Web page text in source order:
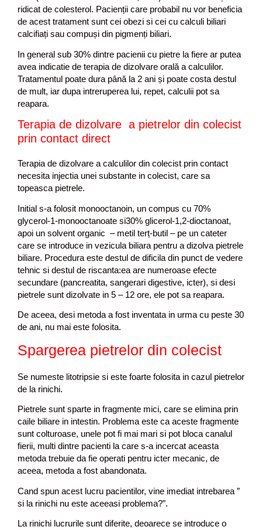
ridicat de colesterol. Pacienții care probabil nu vor beneficia
de acest tratament sunt cei obezi si cei cu calculi biliari
calcifiați sau compuși din pigmenți biliari.
In general sub 30% dintre pacienii cu pietre la fiere ar putea
avea indicatie de terapia de dizolvare orală a calculilor.
Tratamentul poate dura până la 2 ani și poate costa destul
de mult, iar dupa intreruperea lui, repet, calculii pot sa
reapara.
Terapia de dizolvare a pietrelor din colecist
prin contact direct
Terapia de dizolvare a calculilor din colecist prin contact
necesita injectia unei substante in colecist, care sa
topeasca pietrele.
Initial s-a folosit monooctanoin, un compus cu 70%
glycerol-1-monooctanoate si30% glicerol-1,2-dioctanoat,
apoi un solvent organic – metil terț-butil – pe un cateter
care se introduce in vezicula biliara pentru a dizolva pietrele
biliare. Procedura este destul de dificila din punct de vedere
tehnic si destul de riscanta:ea are numeroase efecte
secundare (pancreatita, sangerari digestive, icter), si desi
pietrele sunt dizolvate in 5 – 12 ore, ele pot sa reapara.
De aceea, desi metoda a fost inventata in urma cu peste 30
de ani, nu mai este folosita.
Spargerea pietrelor din colecist
Se numeste litotripsie si este foarte folosita in cazul pietrelor
de la rinichi.
Pietrele sunt sparte in fragmente mici, care se elimina prin
caile biliare in intestin. Problema este ca aceste fragmente
sunt colturoase, unele pot fi mai mari si pot bloca canalul
fierii, multi dintre pacienti la care s-a incercat aceasta
metoda trebuie da fie operati pentru icter mecanic, de
aceea, metoda a fost abandonata.
Cand spun acest lucru pacientilor, vine imediat intrebarea ”
si la rinichi nu este aceeasi problema?”.
La rinichi lucrurile sunt diferite, deoarece se introduce o